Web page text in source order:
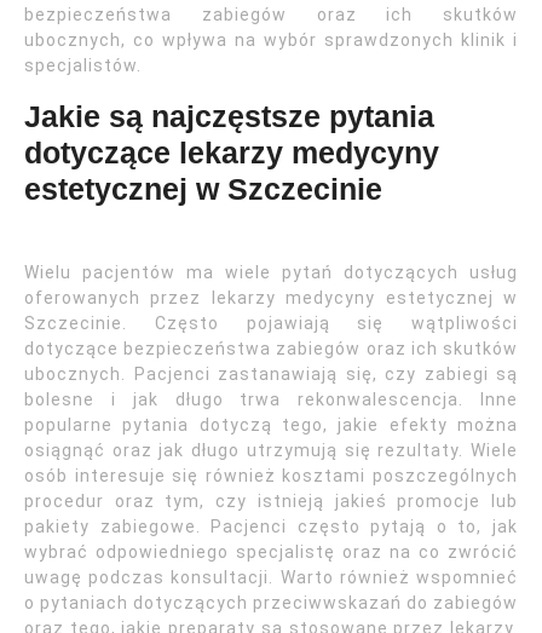
bezpieczeństwa zabiegów oraz ich skutków
ubocznych, co wpływa na wybór sprawdzonych klinik i
specjalistów.
Jakie są najczęstsze pytania
dotyczące lekarzy medycyny
estetycznej w Szczecinie
Wielu pacjentów ma wiele pytań dotyczących usług
oferowanych przez lekarzy medycyny estetycznej w
Szczecinie. Często pojawiają się wątpliwości
dotyczące bezpieczeństwa zabiegów oraz ich skutków
ubocznych. Pacjenci zastanawiają się, czy zabiegi są
bolesne i jak długo trwa rekonwalescencja. Inne
popularne pytania dotyczą tego, jakie efekty można
osiągnąć oraz jak długo utrzymują się rezultaty. Wiele
osób interesuje się również kosztami poszczególnych
procedur oraz tym, czy istnieją jakieś promocje lub
pakiety zabiegowe. Pacjenci często pytają o to, jak
wybrać odpowiedniego specjalistę oraz na co zwrócić
uwagę podczas konsultacji. Warto również wspomnieć
o pytaniach dotyczących przeciwwskazań do zabiegów
oraz tego, jakie preparaty są stosowane przez lekarzy.